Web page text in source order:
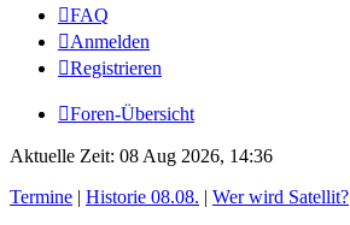
FAQ
Anmelden
Registrieren
Foren-Übersicht
Aktuelle Zeit: 08 Aug 2026, 14:36
Termine | Historie 08.08. | Wer wird Satellit?